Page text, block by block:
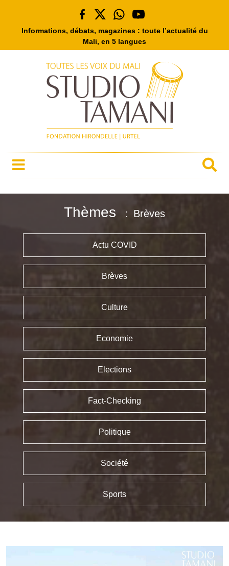
Informations, débats, magazines : toute l’actualité du
Mali, en 5 langues
Thèmes Brèves
Actu COVID
Brèves
Culture
Economie
Elections
Fact-Checking
Politique
Société
Sports